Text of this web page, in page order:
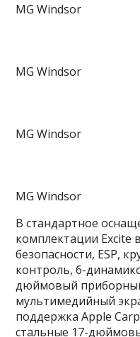
MG Windsor
MG Windsor
MG Windsor
MG Windsor
В стандартное
комплектации Excite
безопасности, ESP,
контроль, 6-
дюймовый
мультимедийный
поддержка Apple
стальные 17-